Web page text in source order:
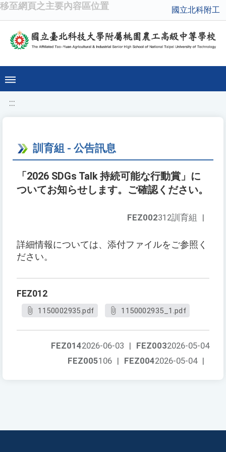
移至網頁之主要內容區位置 國立北科附工
:::
訓育組 - 公告訊息
「2026 SDGs Talk 持続可能な行動賞」に
ついてお知らせします。ご確認ください。
FEZ002312訓育組 |
詳細情報については、添付ファイルをご参照く
ださい。
FEZ012
1150002935.pdf 1150002935_1.pdf
FEZ0032026-05-04
FEZ0142026-06-03 |
FEZ0042026-05-04 |
FEZ005106 |